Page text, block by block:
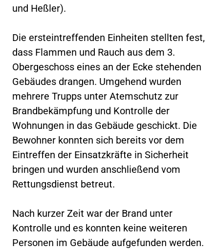
und Heßler).
Die ersteintreffenden Einheiten stellten fest,
dass Flammen und Rauch aus dem 3.
Obergeschoss eines an der Ecke stehenden
Gebäudes drangen. Umgehend wurden
mehrere Trupps unter Atemschutz zur
Brandbekämpfung und Kontrolle der
Wohnungen in das Gebäude geschickt. Die
Bewohner konnten sich bereits vor dem
Eintreffen der Einsatzkräfte in Sicherheit
bringen und wurden anschließend vom
Rettungsdienst betreut.
Nach kurzer Zeit war der Brand unter
Kontrolle und es konnten keine weiteren
Personen im Gebäude aufgefunden werden.